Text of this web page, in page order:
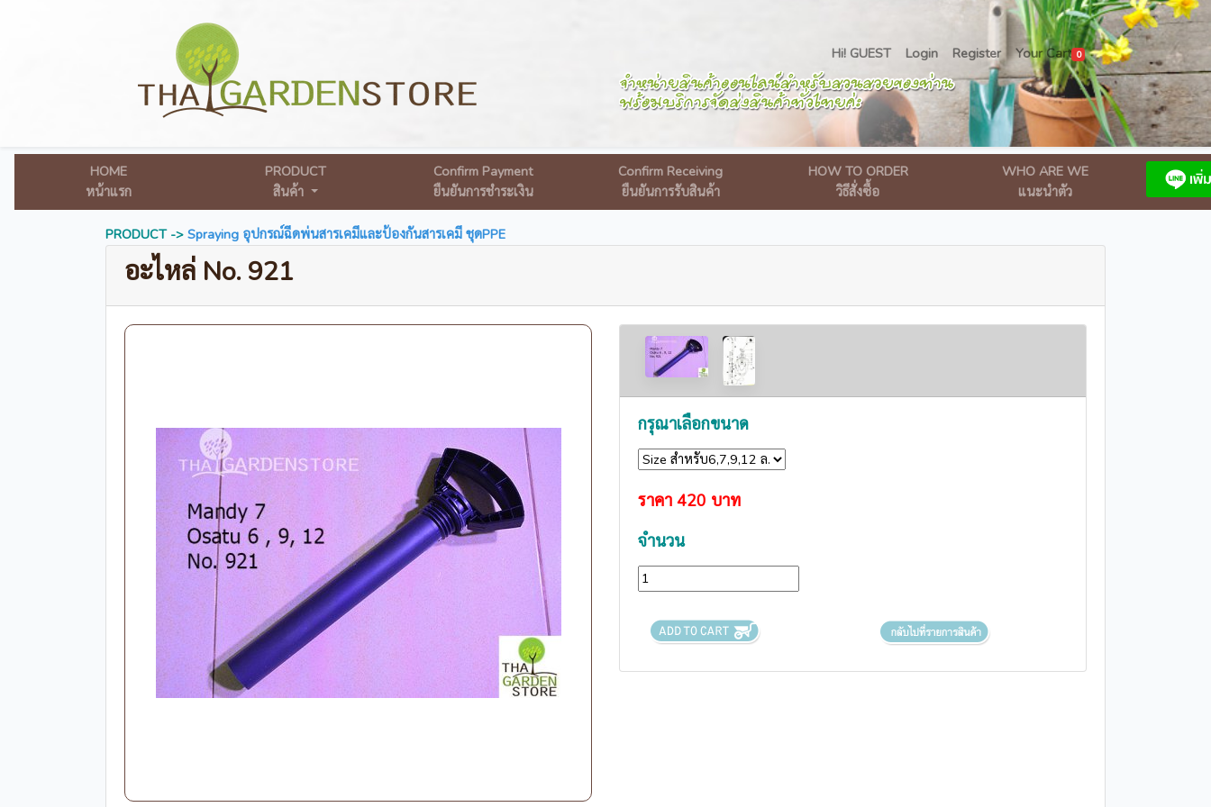
Hi! GUEST Login Register Your Cart 0
HOME
หน้าแรก
PRODUCT
สินค้า
Confirm Payment
ยืนยันการชำระเงิน
Confirm Receiving
ยืนยันการรับสินค้า
HOW TO ORDER
วิธีสั่งซื้อ
WHO ARE WE
แนะนำตัว
PRODUCT -> Spraying อุปกรณ์ฉีดพ่นสารเคมีและป้องกันสารเคมี ชุดPPE
อะไหล่ No. 921
กรุณาเลือกขนาด
ราคา 420 บาท
จำนวน